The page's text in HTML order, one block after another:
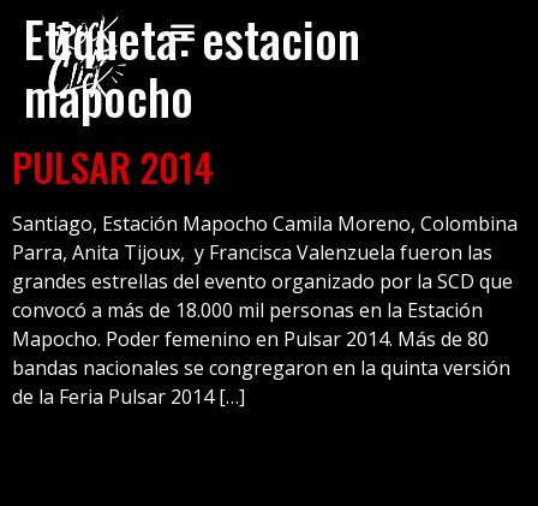
Etiqueta:estacion
mapocho
PULSAR 2014
Santiago, Estación Mapocho Camila Moreno, Colombina
Parra, Anita Tijoux, y Francisca Valenzuela fueron las
grandes estrellas del evento organizado por la SCD que
convocó a más de 18.000 mil personas en la Estación
Mapocho. Poder femenino en Pulsar 2014. Más de 80
bandas nacionales se congregaron en la quinta versión
de la Feria Pulsar 2014 […]